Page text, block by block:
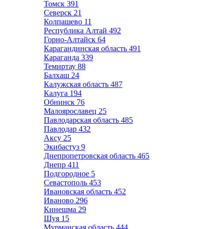
Томск 391
Северск 21
Колпашево 11
Республика Алтай 492
Горно-Алтайск 64
Карагандинская область 491
Караганда 339
Темиртау 88
Балхаш 24
Калужская область 487
Калуга 194
Обнинск 76
Малоярославец 25
Павлодарская область 485
Павлодар 432
Аксу 25
Экибастуз 9
Днепропетровская область 465
Днепр 411
Подгородное 5
Севастополь 453
Ивановская область 452
Иваново 296
Кинешма 29
Шуя 15
Мурманская область 444